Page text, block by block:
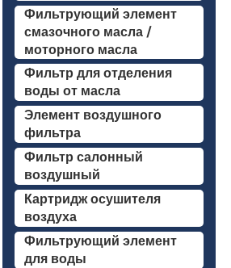
Фильтрующий элемент
смазочного масла /
моторного масла
Фильтр для отделения
воды от масла
Элемент воздушного
фильтра
Фильтр салонный
воздушный
Картридж осушителя
воздуха
Фильтрующий элемент
для воды